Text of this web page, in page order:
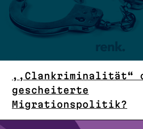
,,Clankriminalität“
gescheiterte
Migrationspolitik?